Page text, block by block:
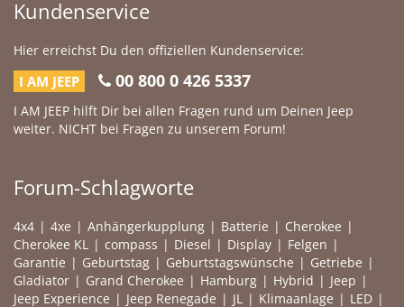
Kundenservice
Hier erreichst Du den offiziellen Kundenservice:
I AM JEEP 00 800 0 426 5337
I AM JEEP hilft Dir bei allen Fragen rund um Deinen Jeep
weiter. NICHT bei Fragen zu unserem Forum!
Forum-Schlagworte
4x4 4xe Anhängerkupplung Batterie
Cherokee
Cherokee KL
compass Diesel Display
Felgen
Garantie
Geburtstag Geburtstagswünsche
Getriebe
Gladiator
Grand Cherokee Hamburg Hybrid
Jeep
Jeep Experience
Jeep Renegade JL Klimaanlage
LED